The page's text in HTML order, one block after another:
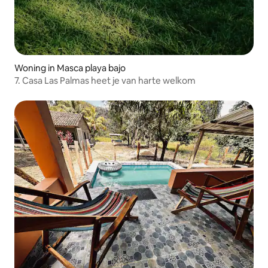
Woning in Masca playa bajo
7. Casa Las Palmas heet je van harte welkom